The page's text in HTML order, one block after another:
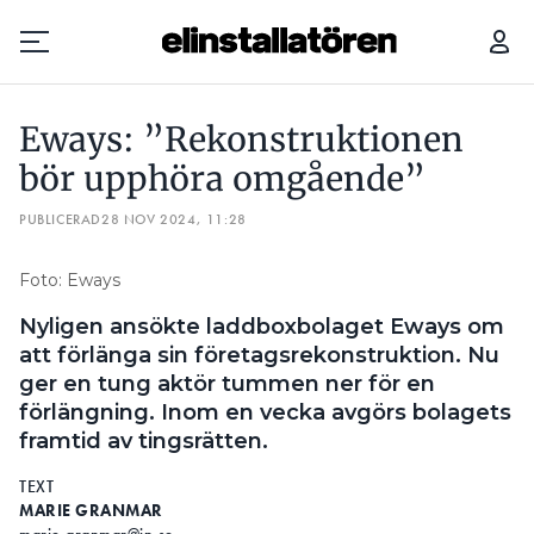
Prenumerera
Hantera prenumeration
Lediga jobb
Annonsera
Läs E-tidningen
Kontakt
Personuppgifter
Eways: ”Rekonstruktionen
bör upphöra omgående”
PUBLICERAD28 NOV 2024, 11:28
Foto: Eways
Nyligen ansökte laddboxbolaget Eways om
att förlänga sin företagsrekonstruktion. Nu
ger en tung aktör tummen ner för en
förlängning. Inom en vecka avgörs bolagets
framtid av tingsrätten.
TEXT
MARIE GRANMAR